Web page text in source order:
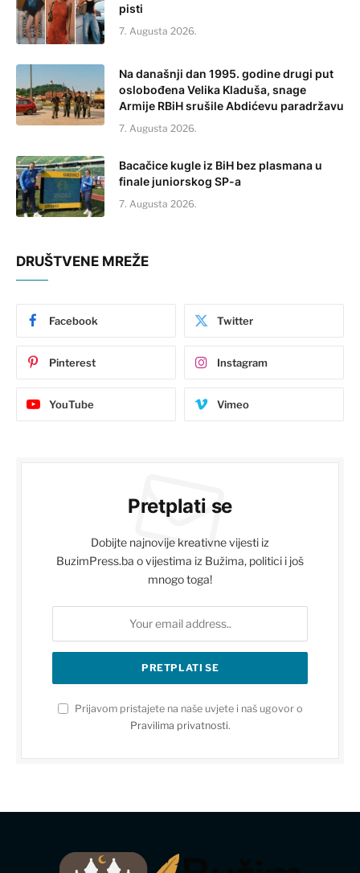
pisti
7. Augusta 2026.
Na današnji dan 1995. godine drugi put
oslobođena Velika Kladuša, snage
Armije RBiH srušile Abdićevu paradržavu
7. Augusta 2026.
Bacačice kugle iz BiH bez plasmana u
finale juniorskog SP-a
7. Augusta 2026.
DRUŠTVENE MREŽE
Facebook Twitter
Pinterest Instagram
YouTube Vimeo
Pretplati se
Dobijte najnovije kreativne vijesti iz
BuzimPress.ba o vijestima iz Bužima, politici i još
mnogo toga!
Prijavom pristajete na naše uvjete i naš ugovor o
Pravilima privatnosti.